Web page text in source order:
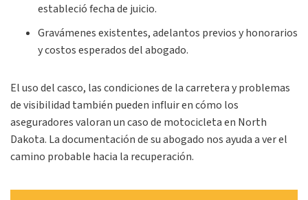
estableció fecha de juicio.
Gravámenes existentes, adelantos previos y honorarios
y costos esperados del abogado.
El uso del casco, las condiciones de la carretera y problemas
de visibilidad también pueden influir en cómo los
aseguradores valoran un caso de motocicleta en North
Dakota. La documentación de su abogado nos ayuda a ver el
camino probable hacia la recuperación.